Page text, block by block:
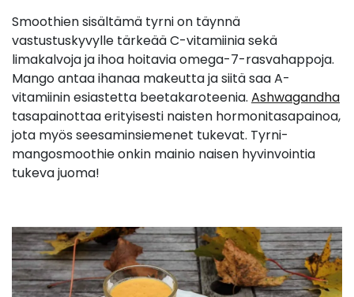
Smoothien sisältämä tyrni on täynnä
vastustuskyvylle tärkeää C-vitamiinia sekä
limakalvoja ja ihoa hoitavia omega-7-rasvahappoja.
Mango antaa ihanaa makeutta ja siitä saa A-
vitamiinin esiastetta beetakaroteenia. Ashwagandha
tasapainottaa erityisesti naisten hormonitasapainoa,
jota myös seesaminsiemenet tukevat. Tyrni-
mangosmoothie onkin mainio naisen hyvinvointia
tukeva juoma!